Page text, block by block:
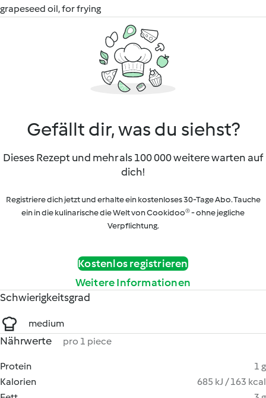
grapeseed oil, for frying
Gefällt dir, was du siehst?
Dieses Rezept und mehr als 100 000 weitere warten auf
dich!
Registriere dich jetzt und erhalte ein kostenloses 30-Tage Abo. Tauche
ein in die kulinarische die Welt von Cookidoo® - ohne jegliche
Verpflichtung.
Kostenlos registrieren
Weitere Informationen
Schwierigkeitsgrad
medium
Nährwerte pro 1 piece
Protein
1 g
Kalorien
685 kJ / 163 kcal